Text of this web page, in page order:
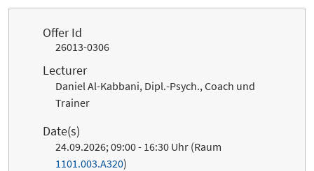
Offer Id
26013-0306
Lecturer
Daniel Al-Kabbani, Dipl.-Psych., Coach und
Trainer
Date(s)
24.09.2026; 09:00 - 16:30 Uhr (Raum
1101.003.A320)